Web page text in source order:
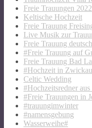
Freie Trauungen 2022
Keltische Hochzeit
Freie Trauung
Live Musik zur
Freie Trauung
#Freie Trauung auf
Freie Trauung Bad
#Hochzeit in Zwickau
Celtic Wedding
#Hochzeitsredner
#Freie Trauungen in
#trauungimwinter
#namensgebung
Wasserweihe#